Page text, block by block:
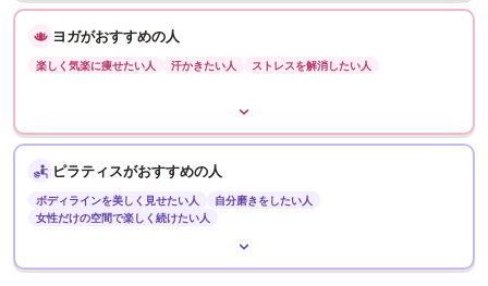
ヨガがおすすめの人
楽しく気楽に痩せたい人 汗かきたい人 ストレスを解消したい人
ピラティスがおすすめの人
ボディラインを美しく見せたい人
自分磨きをしたい人
女性だけの空間で楽しく続けたい人